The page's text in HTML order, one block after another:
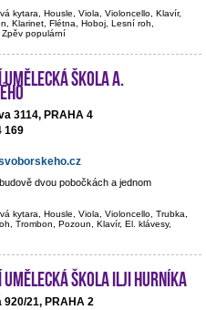
kytara, Housle, Viola, Violoncello, Klavír,
Klarinet, Flétna, Hoboj, Lesní roh,
Zpěv populární
škola A.
3114, PRAHA 4
169
dvou pobočkách a jednom
kytara, Housle, Viola, Violoncello, Trubka,
Trombon, Pozoun, Klavír, El. klávesy,
umělecká škola Ilji Hurníka
920/21, PRAHA 2